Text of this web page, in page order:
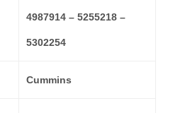
4987914 – 5255218 –
5302254
Cummins